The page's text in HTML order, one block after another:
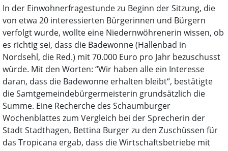
In der Einwohnerfragestunde zu Beginn der Sitzung, die
von etwa 20 interessierten Bürgerinnen und Bürgern
verfolgt wurde, wollte eine Niedernwöhrenerin wissen, ob
es richtig sei, dass die Badewonne (Hallenbad in
Nordsehl, die Red.) mit 70.000 Euro pro Jahr bezuschusst
würde. Mit den Worten: “Wir haben alle ein Interesse
daran, dass die Badewonne erhalten bleibt“, bestätigte
die Samtgemeindebürgermeisterin grundsätzlich die
Summe. Eine Recherche des Schaumburger
Wochenblattes zum Vergleich bei der Sprecherin der
Stadt Stadthagen, Bettina Burger zu den Zuschüssen für
das Tropicana ergab, dass die Wirtschaftsbetriebe mit